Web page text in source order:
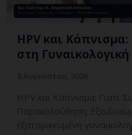
HPV και Κάπνισμα:
στη
HPV και Κάπνισμα: Γιατί
Παρακολούθηση;
εξατομικευμένη